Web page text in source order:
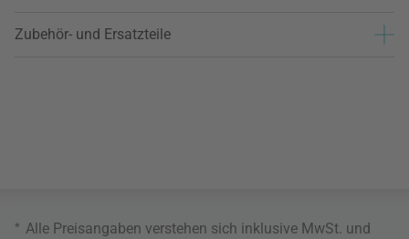
Zubehör- und Ersatzteile
* Alle Preisangaben verstehen sich inklusive MwSt. und